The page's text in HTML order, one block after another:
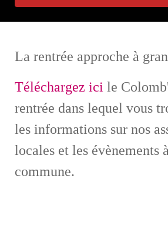
La rentrée approche à
Téléchargez ici le
rentrée dans lequel vous
les informations sur nos
locales et les évènements
commune.